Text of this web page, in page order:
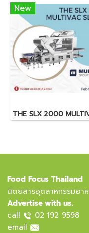
New
Food Focus Thailand
นิตยสารอุตสาหกรรมอาห
Advertise with us.
call
02 192 9598
email